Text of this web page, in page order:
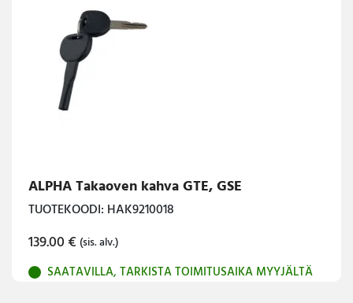
ALPHA Takaoven kahva GTE, GSE
TUOTEKOODI: HAK9210018
139.00€ (sis. alv.)
SAATAVILLA, TARKISTA TOIMITUSAIKA MYYJÄLTÄ